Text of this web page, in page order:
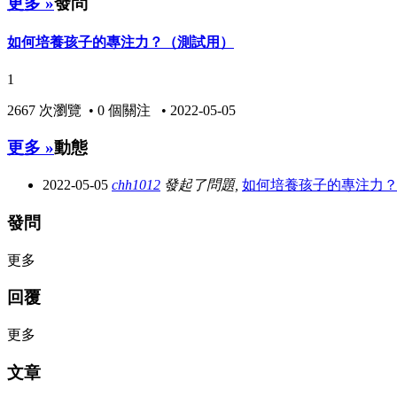
如何培養孩子的專注力？（測試用）
1
2667 次瀏覽 • 0 個關注 • 2022-05-05
更多 »動態
2022-05-05 chh1012 發起了問題, 如何培養孩子的專注力？
發問
更多
回覆
更多
文章